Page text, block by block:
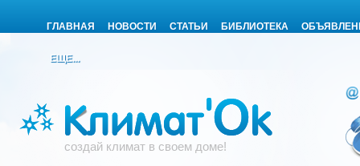
ГЛАВНАЯ НОВОСТИ СТАТЬИ БИБЛИОТЕКА
ЕЩЕ...
создай климат в своем доме!